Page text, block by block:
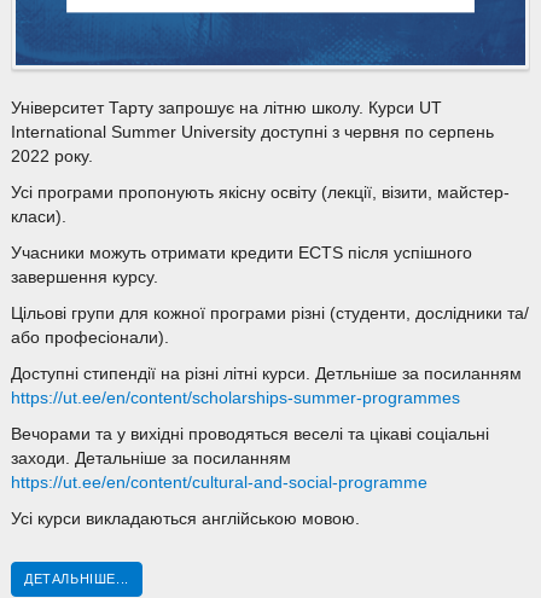
Університет Тарту запрошує на літню школу. Курси UT
International Summer University доступні з червня по серпень
2022 року.
Усі програми пропонують якісну освіту (лекції, візити, майстер-
класи).
Учасники можуть отримати кредити ECTS після успішного
завершення курсу.
Цільові групи для кожної програми різні (студенти, дослідники та/
або професіонали).
Доступні стипендії на різні літні курси. Детльніше за посиланням
https://ut.ee/en/content/scholarships-summer-programmes
Вечорами та у вихідні проводяться веселі та цікаві соціальні
заходи. Детальніше за посиланням
https://ut.ee/en/content/cultural-and-social-programme
Усі курси викладаються англійською мовою.
ДЕТАЛЬНІШЕ...